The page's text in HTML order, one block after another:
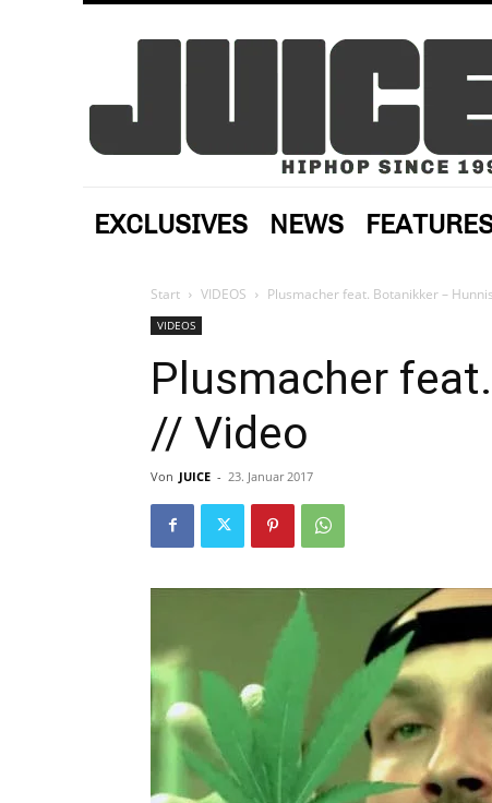
EXCLUSIVES NEWS
Start VIDEOS Plusmacher feat. Botanikker –
VIDEOS
Plusmacher
// Video
Von JUICE - 23. Januar 2017